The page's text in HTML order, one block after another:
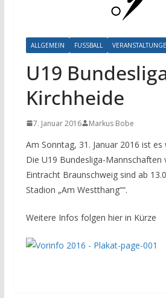
ALLGEMEIN FUSSBALL
U19
Kirchheide
7. Januar 2016 Markus Bobe
Am Sonntag, 31. Januar 2016 ist
Die U19 Bundesliga-Mannschaften
Eintracht Braunschweig sind ab
Stadion „Am Westthang““.
Weitere Infos folgen hier in Kürze